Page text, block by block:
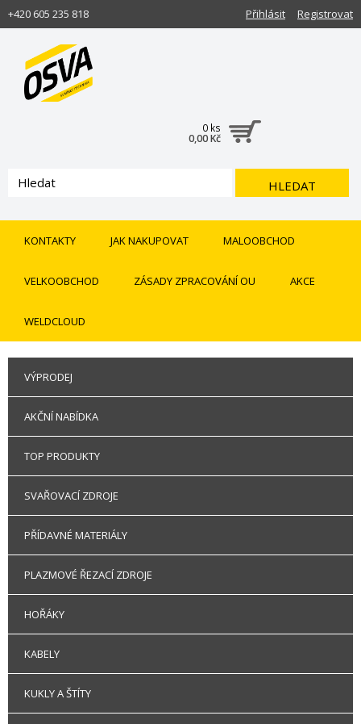
+420 605 235 818 Registrovat
Přihlásit
0 ks
0,00 Kč
HLEDAT
KONTAKTY JAK NAKUPOVAT MALOOBCHOD
VELKOOBCHOD ZÁSADY ZPRACOVÁNÍ OU AKCE
WELDCLOUD
VÝPRODEJ
AKČNÍ NABÍDKA
TOP PRODUKTY
SVAŘOVACÍ ZDROJE
PŘÍDAVNÉ MATERIÁLY
PLAZMOVÉ ŘEZACÍ ZDROJE
HOŘÁKY
KABELY
KUKLY A ŠTÍTY